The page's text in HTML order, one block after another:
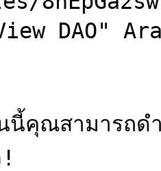
DAO"
คุณสามารถด